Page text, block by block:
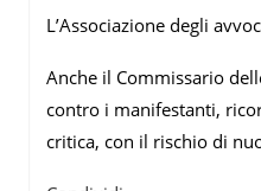
L’Associazione degli
Anche il Commissario
contro i manifestanti,
critica, con il rischio di